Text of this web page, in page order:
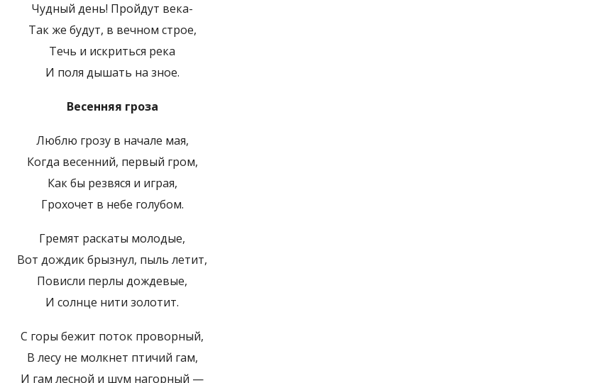
Чудный день! Пройдут века-
Так же будут, в вечном строе,
Течь и искриться река
И поля дышать на зное.
Весенняя гроза
Люблю грозу в начале мая,
Когда весенний, первый гром,
Как бы резвяся и играя,
Грохочет в небе голубом.
Гремят раскаты молодые,
Вот дождик брызнул, пыль летит,
Повисли перлы дождевые,
И солнце нити золотит.
С горы бежит поток проворный,
В лесу не молкнет птичий гам,
И гам лесной и шум нагорный —